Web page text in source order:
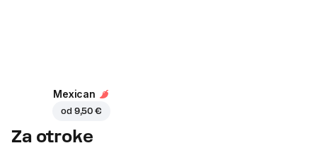
Mexican
od 9,50 €
Za otroke